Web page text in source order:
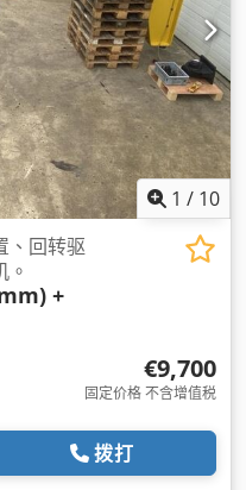
1 / 10
、回转驱
+
€9,700
固定价格 不含增值税
拨打